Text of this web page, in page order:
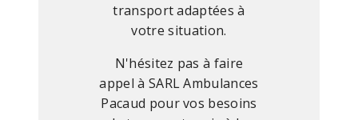
transport adaptées à
votre situation.
N'hésitez pas à faire
appel à SARL Ambulances
Pacaud pour vos besoins